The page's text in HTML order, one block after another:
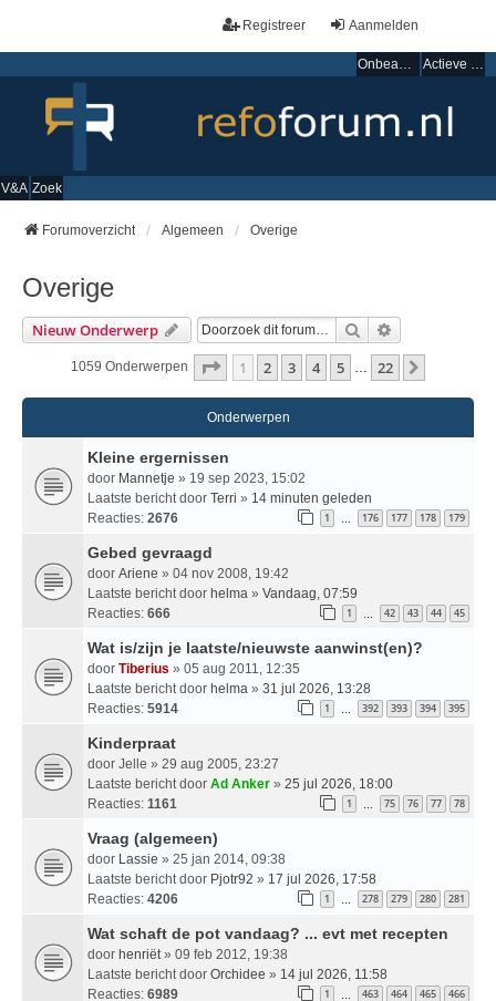
Aanmelden
Registreer
Onbeantwoorde onderwerpen Actieve onderwerpen
V&A Zoek
Forumoverzicht Algemeen Overige
Overige
Nieuw Onderwerp Zoek
1059 Onderwerpen Pagina Van22
1 2 3 4 5 22
Onderwerpen
Kleine ergernissen
door Mannetje » 19 sep 2023, 15:02
Laatste bericht door Terri » 14 minuten geleden
Reacties: 2676 1 … 176 177 178 179
Gebed gevraagd
door Ariene » 04 nov 2008, 19:42
Laatste bericht door helma » Vandaag, 07:59
Reacties: 666 1 … 42 43 44 45
Wat is/zijn je laatste/nieuwste aanwinst(en)?
door Tiberius » 05 aug 2011, 12:35
Laatste bericht door helma » 31 jul 2026, 13:28
Reacties: 5914 1 … 392 393 394 395
Kinderpraat
door Jelle » 29 aug 2005, 23:27
Laatste bericht door Ad Anker » 25 jul 2026, 18:00
Reacties: 1161 1 … 75 76 77 78
Vraag (algemeen)
door Lassie » 25 jan 2014, 09:38
Laatste bericht door Pjotr92 » 17 jul 2026, 17:58
Reacties: 4206 1 … 278 279 280 281
Wat schaft de pot vandaag? ... evt met recepten
door henriët » 09 feb 2012, 19:38
Laatste bericht door Orchidee » 14 jul 2026, 11:58
Reacties: 6989 1 … 463 464 465 466